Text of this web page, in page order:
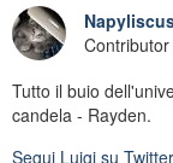
Contributor
Tutto il buio
candela - Rayden.
Segui Luigi su Twitter